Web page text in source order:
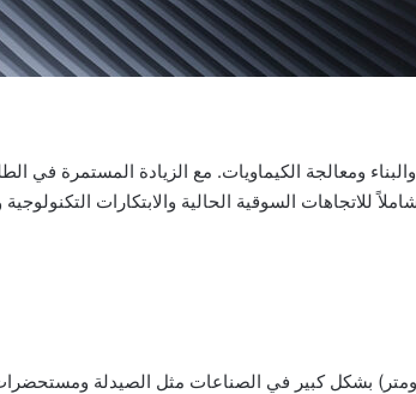
ومعالجة الكيماويات. مع الزيادة المستمرة في
للاتجاهات السوقية الحالية والابتكارات
على البودرات فائقة النعومة (حجم الجسيمات أقل من 10 ميكرومتر) بشكل كبير في